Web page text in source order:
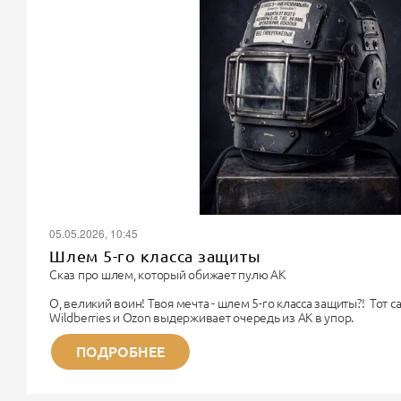
05.05.2026, 10:45
Шлем 5-го класса защиты
Сказ про шлем, который обижает пулю АК
О, великий воин! Твоя мечта - шлем 5-го класса защиты?! Тот
Wildberries и Ozon выдерживает очередь из АК в упор.
Поздравляю. Ты хочешь купить чугунный унитаз, чтобы надеть
Немного физики для прояснения сознания.
Дорогой Рембо, 5-й класс бронезащиты (по старому ГОСТу) -
ПОДРОБНЕЕ